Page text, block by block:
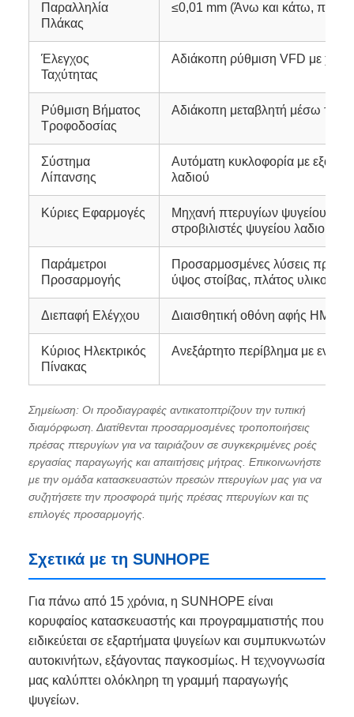
Παραλληλία
Πλάκας
≤0,01 mm (Άνω και κάτω,
Έλεγχος
Ταχύτητας
Αδιάκοπη ρύθμιση VFD με
Ρύθμιση Βήματος
Τροφοδοσίας
Αδιάκοπη μεταβλητή μέσω
Σύστημα
Λίπανσης
Αυτόματη κυκλοφορία με
λαδιού
Κύριες Εφαρμογές
Μηχανή πτερυγίων ψυγείου,
στροβιλιστές ψυγείου λαδιού
Παράμετροι
Προσαρμογής
Προσαρμοσμένες λύσεις
ύψος στοίβας, πλάτος υλικού,
Διεπαφή Ελέγχου Διαισθητική οθόνη αφής HMI
Κύριος Ηλεκτρικός
Πίνακας
Ανεξάρτητο περίβλημα με
Σημείωση: Οι προδιαγραφές αντικατοπτρίζουν την τυπική
διαμόρφωση. Διατίθενται προσαρμοσμένες τροποποιήσεις
πρέσας πτερυγίων για να ταιριάζουν σε συγκεκριμένες ροές
εργασίας παραγωγής και απαιτήσεις μήτρας. Επικοινωνήστε
με την ομάδα κατασκευαστών πρεσών πτερυγίων μας για να
συζητήσετε την προσφορά τιμής πρέσας πτερυγίων και τις
επιλογές προσαρμογής.
Σχετικά με τη SUNHOPE
Για πάνω από 15 χρόνια, η SUNHOPE είναι
κορυφαίος κατασκευαστής και προγραμματιστής που
ειδικεύεται σε εξαρτήματα ψυγείων και συμπυκνωτών
αυτοκινήτων, εξάγοντας παγκοσμίως. Η τεχνογνωσία
μας καλύπτει ολόκληρη τη γραμμή παραγωγής
ψυγείων.